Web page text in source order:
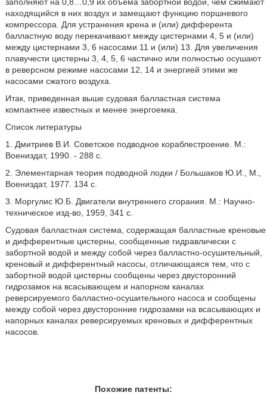
находящийся в них воздух и замещают функцию поршневого
компрессора. Для устранения крена и (или) дифферента
балластную воду перекачивают между цистернами 4, 5 и (или)
между цистернами 3, 6 насосами 11 и (или) 13. Для увеличения
плавучести цистерны 3, 4, 5, 6 частично или полностью осушают
в реверсном режиме насосами 12, 14 и энергией этими же
насосами сжатого воздуха.
Итак, приведенная выше судовая балластная система
компактнее известных и менее энергоемка.
Список литературы
1. Дмитриев В.И. Советское подводное кораблестроение. М.:
Воениздат, 1990. - 288 с.
2. Элементарная теория подводной лодки / Большаков Ю.И., М.,
Воениздат, 1977. 134 с.
3. Моргулис Ю.Б. Двигатели внутреннего сгорания. М.: Научно-
техническое изд-во, 1959, 341 с.
Судовая балластная система, содержащая балластные креновые
и дифферентные цистерны, сообщенные гидравлически с
забортной водой и между собой через балластно-осушительный,
креновый и дифферентный насосы, отличающаяся тем, что с
забортной водой цистерны сообщены через двусторонний
гидрозамок на всасывающем и напорном каналах
реверсируемого балластно-осушительного насоса и сообщены
между собой через двусторонние гидрозамки на всасывающих и
напорных каналах реверсируемых креновых и дифферентных
насосов.
Похожие патенты: